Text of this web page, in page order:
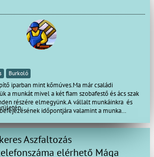
Burkoló
iparban mint kőmúves.Ma már családi
a munkát mivel a két fiam szobafestő és ács szak
részére elmegyünk.A vállalt munkáinkra és
időpontjára valamint a munka
Mága